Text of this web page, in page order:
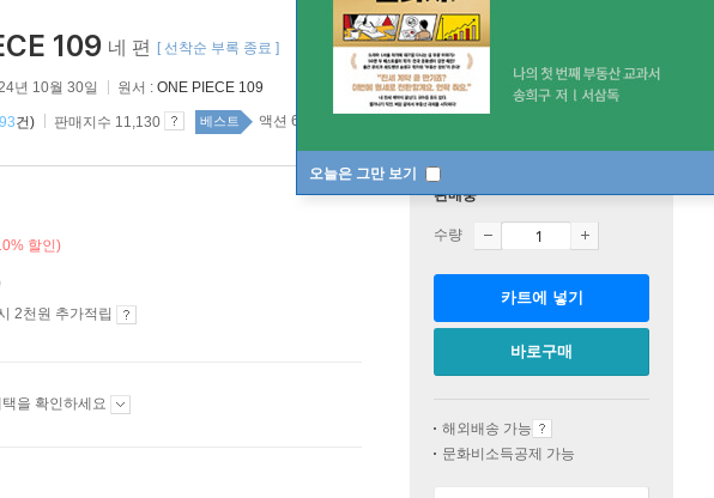
오늘은 그만 보기
109 네 편 [ 선착순 부록 종료 ]
년 10월 30일 원서 : ONE PIECE 109
건) 판매지수 11,130 베스트 액션 61위
할인)
2천원 추가적립
을 확인하세요
판매중
수량
카트에 넣기
바로구매
해외배송 가능
문화비소득공제 가능